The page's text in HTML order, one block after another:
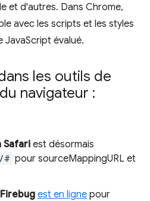
et d'autres. Dans Chrome,
avec les scripts et les styles
JavaScript évalué.
les outils de
navigateur :
Safari est désormais
# pour sourceMappingURL et
Firebug est en ligne pour